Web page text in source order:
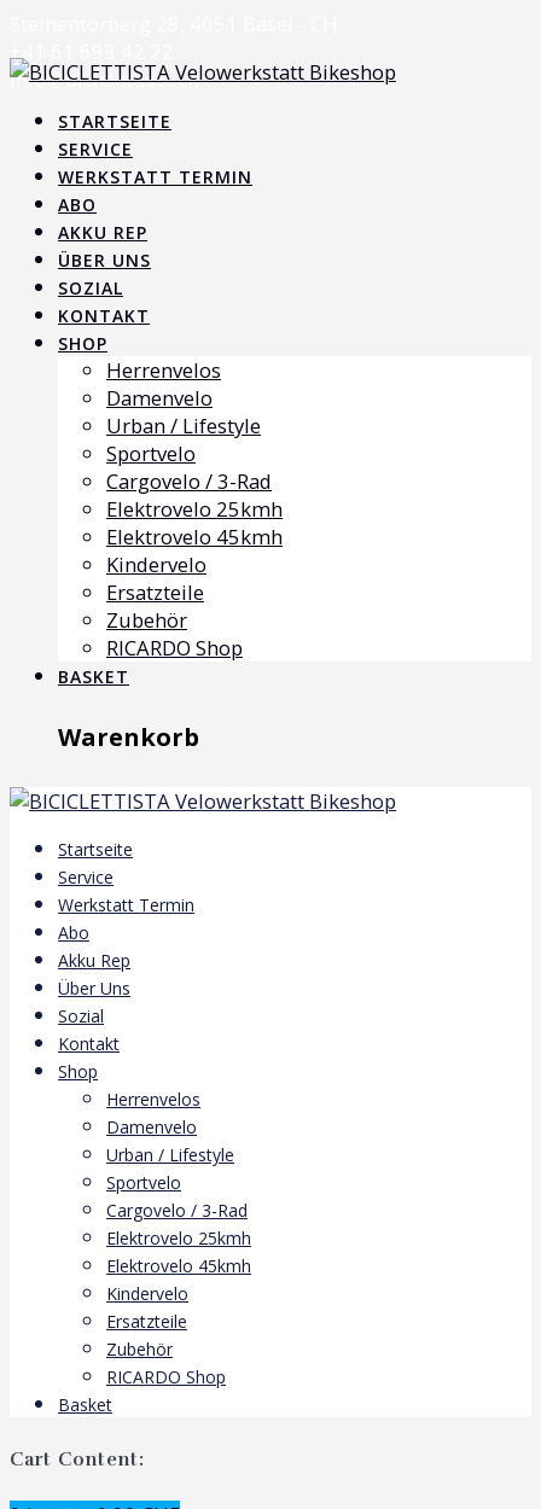
content
+41 61 693 42 22
info@biciclettista.ch
STARTSEITE
SERVICE
WERKSTATT TERMIN
ABO
AKKU REP
ÜBER UNS
SOZIAL
KONTAKT
SHOP
Herrenvelos
Damenvelo
Urban / Lifestyle
Sportvelo
Cargovelo / 3-Rad
Elektrovelo 25kmh
Elektrovelo 45kmh
Kindervelo
Ersatzteile
Zubehör
RICARDO Shop
BASKET
Warenkorb
Startseite
Service
Werkstatt Termin
Abo
Akku Rep
Über Uns
Sozial
Kontakt
Shop
Herrenvelos
Damenvelo
Urban / Lifestyle
Sportvelo
Cargovelo / 3-Rad
Elektrovelo 25kmh
Elektrovelo 45kmh
Kindervelo
Ersatzteile
Zubehör
RICARDO Shop
Basket
Cart Content: